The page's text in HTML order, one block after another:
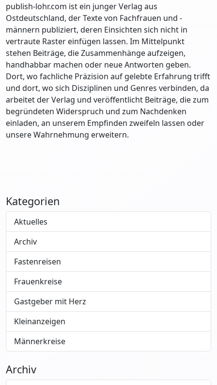
publish-lohr.com ist ein junger Verlag aus
Ostdeutschland, der Texte von Fachfrauen und -
männern publiziert, deren Einsichten sich nicht in
vertraute Raster einfügen lassen. Im Mittelpunkt
stehen Beiträge, die Zusammenhänge aufzeigen,
handhabbar machen oder neue Antworten geben.
Dort, wo fachliche Präzision auf gelebte Erfahrung trifft
und dort, wo sich Disziplinen und Genres verbinden, da
arbeitet der Verlag und veröffentlicht Beiträge, die zum
begründeten Widerspruch und zum Nachdenken
einladen, an unserem Empfinden zweifeln lassen oder
unsere Wahrnehmung erweitern.
Kategorien
Aktuelles
Archiv
Fastenreisen
Frauenkreise
Gastgeber mit Herz
Kleinanzeigen
Männerkreise
Archiv